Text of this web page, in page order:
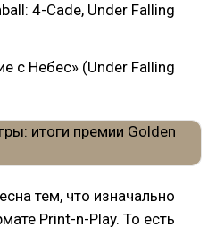
4-Cade, Under Falling
с Небес» (Under Falling
тем, что изначально
Print-n-Play. То есть